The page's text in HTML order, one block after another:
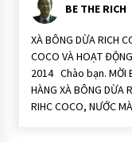
p
n
g
H
O
Ạ
T
Đ
Ộ
N
BE THE RICH
XÀ BÔNG DỪA RICH
COCO VÀ HOẠT
2014 Chào bạn. MỜI
HÀNG XÀ BÔNG DỪA
RIHC COCO, NƯỚC